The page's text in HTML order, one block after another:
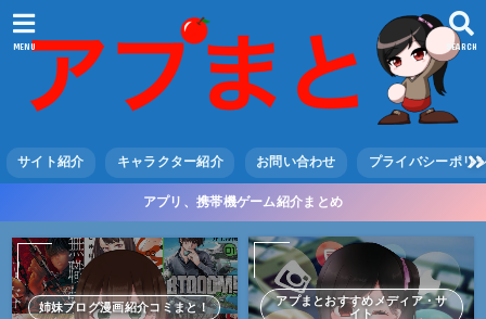
SEARCH
MENU
サイト紹介 キャラクター紹介 お問い合わせ プライバシーポリ
アプリ、携帯機ゲーム紹介まとめ
姉妹ブログ漫画紹介コミまと！
アプまとおすすめメディア・サ
イト